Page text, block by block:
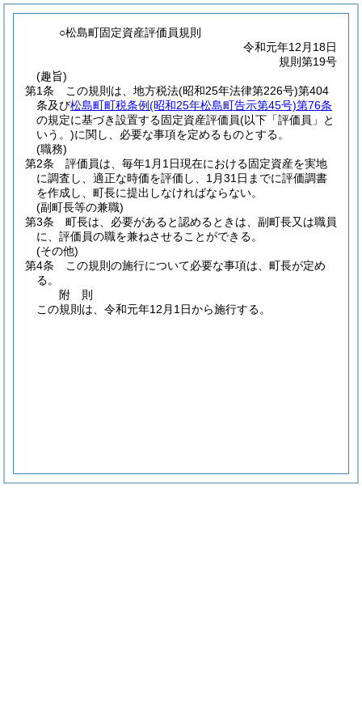
○松島町固定資産評価員規則
令和元年12月18日
規則第19号
(趣旨)
第1条
この規則は、地方税法(昭和25年法律第226号)第404
条及び松島町町税条例(昭和25年松島町告示第45号)第76条
の規定に基づき設置する固定資産評価員(以下「評価員」と
いう。)に関し、必要な事項を定めるものとする。
(職務)
第2条
評価員は、毎年1月1日現在における固定資産を実地
に調査し、適正な時価を評価し、1月31日までに評価調書
を作成し、町長に提出しなければならない。
(副町長等の兼職)
第3条
町長は、必要があると認めるときは、副町長又は職員
に、評価員の職を兼ねさせることができる。
(その他)
第4条
この規則の施行について必要な事項は、町長が定め
る。
附 則
この規則は、令和元年12月1日から施行する。